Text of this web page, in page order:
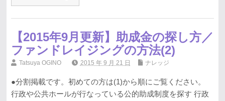
【2015年9月更新】助成金の探し方／
ファンドレイジングの方法(2)
Tatsuya OGINO 2015 年 9 月 21 日 ナレッジ
●分割掲載です。初めての方は(1)から順にご覧ください。
行政や公共ホールが行なっている公的助成制度を探す 行政